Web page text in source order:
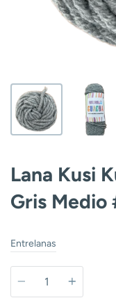
Lana Kusi
Gris Medio
Entrelanas
Cantidad